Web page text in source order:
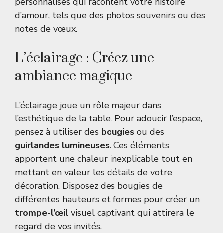
d’amour, tels que des photos souvenirs ou des
notes de vœux.
L’éclairage : Créez une
ambiance magique
L’éclairage joue un rôle majeur dans
l’esthétique de la table. Pour adoucir l’espace,
pensez à utiliser des bougies ou des
guirlandes lumineuses. Ces éléments
apportent une chaleur inexplicable tout en
mettant en valeur les détails de votre
décoration. Disposez des bougies de
différentes hauteurs et formes pour créer un
trompe-l’œil visuel captivant qui attirera le
regard de vos invités.